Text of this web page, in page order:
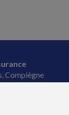
Compiègne